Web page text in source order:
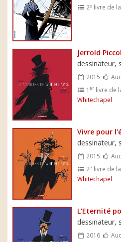
2e livre de
Jerrold
dessinateur,
2015
1er livre de
Whitechapel
Vivre pour
dessinateur,
2015
2e livre de
Whitechapel
L'Eternité
dessinateur,
2016